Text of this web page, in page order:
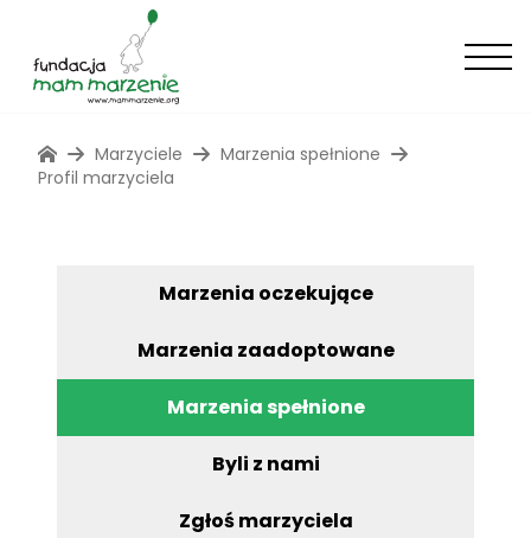
Marzyciele
Marzenia spełnione
Profil marzyciela
Marzenia oczekujące
Marzenia zaadoptowane
Marzenia spełnione
Byli z nami
Zgłoś marzyciela